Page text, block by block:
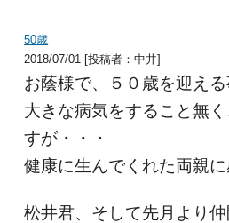
50歳
2018/07/01 [投稿者：中井]
お蔭様で、５０歳を迎え
大きな病気をすること無
すが・・・
健康に生んでくれた両親
松井君、そして先月より